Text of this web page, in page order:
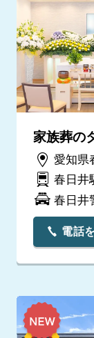
家族葬の
愛知県
春日井
春日井
電話